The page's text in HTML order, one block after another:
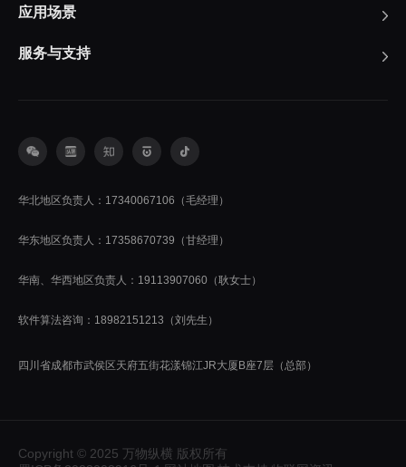
应用场景
服务与支持
华北地区负责人：17340067106（毛经理）
华东地区负责人：17358670739（甘经理）
华南、华西地区负责人：19113907060（耿女士）
软件算法咨询：18982151213（刘先生）
四川省成都市武侯区天府五街花漾锦江JR大厦B座7层（总部）
Copyright © 2025 万物纵横 版权所有